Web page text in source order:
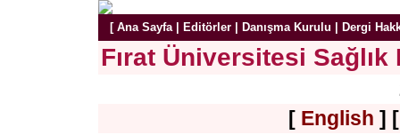
[ Ana Sayfa| Editörler| Danışma Kurulu Dergi
Fırat Üniversitesi
[ English ]